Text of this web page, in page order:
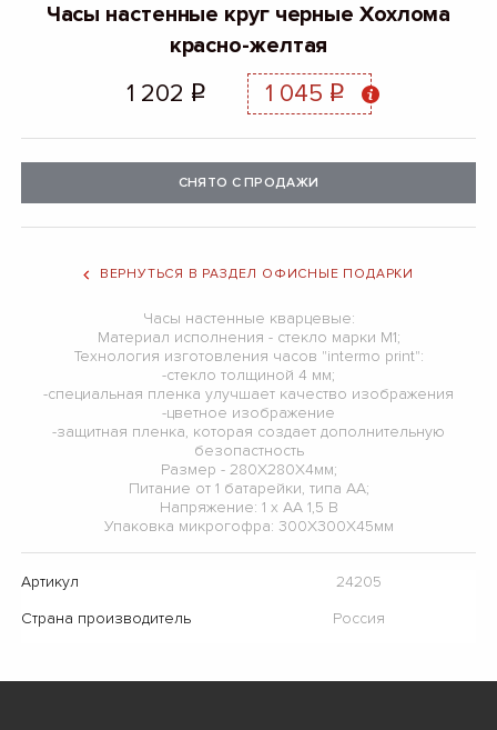
Часы настенные круг черные Хохлома
красно-желтая
1 202 q 1 045 q
СНЯТО С ПРОДАЖИ
ВЕРНУТЬСЯ В РАЗДЕЛ ОФИСНЫЕ ПОДАРКИ
Часы настенные кварцевые:
Материал исполнения - стекло марки М1;
Технология изготовления часов "intermo print":
-стекло толщиной 4 мм;
-специальная пленка улучшает качество изображения
-цветное изображение
-защитная пленка, которая создает дополнительную
безопастность
Размер - 280Х280Х4мм;
Питание от 1 батарейки, типа АА;
Напряжение: 1 х АА 1,5 В
Упаковка микрогофра: 300Х300Х45мм
Артикул
24205
Страна производитель
Россия